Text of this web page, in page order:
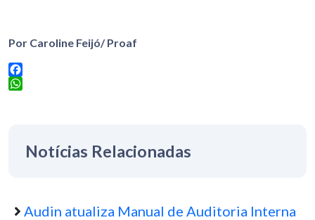
Por Caroline Feijó/ Proaf
Facebook
Notícias Relacionadas
Audin atualiza Manual de Auditoria Interna